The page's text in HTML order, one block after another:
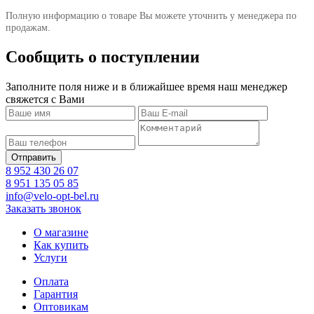
Полную информацию о товаре Вы можете уточнить у менеджера по
продажам.
Сообщить о поступлении
Заполните поля ниже и в ближайшее время наш менеджер
свяжется с Вами
8 952 430 26 07
8 951 135 05 85
info@velo-opt-bel.ru
Заказать звонок
О магазине
Как купить
Услуги
Оплата
Гарантия
Оптовикам